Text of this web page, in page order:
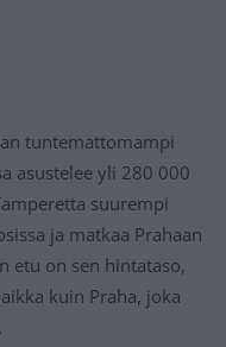
tuntemattomampi
asustelee yli 280 000
suurempi
ja matkaa Prahaan
etu on sen hintataso,
kuin Praha, joka